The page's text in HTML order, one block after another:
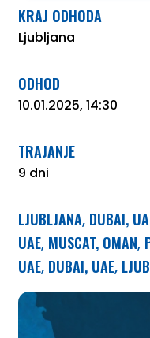
KRAJ ODHODA
Ljubljana
ODHOD
10.01.2025, 14:30
TRAJANJE
9 dni
LJUBLJANA, DUBAI,
UAE, MUSCAT, OMAN,
UAE, DUBAI, UAE,